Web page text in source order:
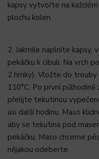
kapsy vytvořte na
plochu kolen.
2. Jakmile naplníte kapsy,
pekáčku k cibuli. Na vrch
2 hrnky). Vložte do
110°C. Po první
přelijte tekutinou
asi další hodinu. Maso
aby se tekutina pod
pekáčku. Maso chceme
nějakou odeberte.